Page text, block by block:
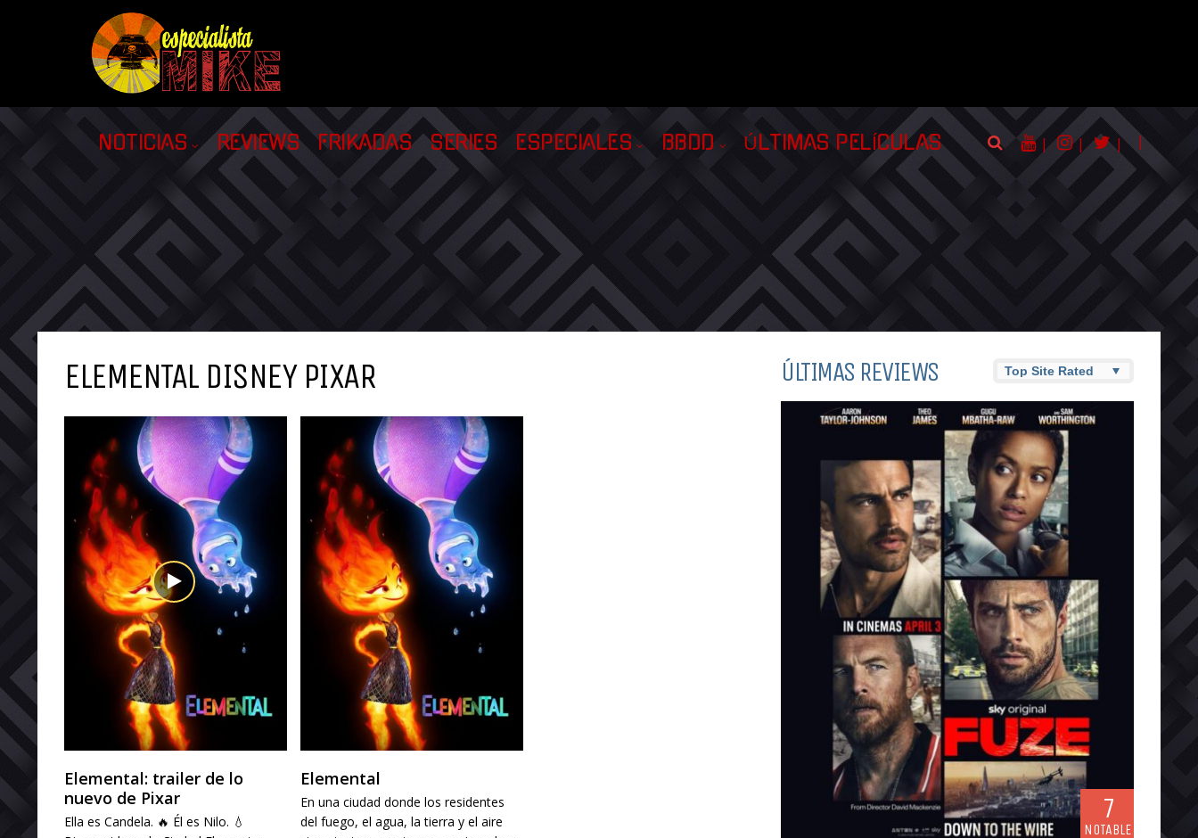
NOTICIAS REVIEWS FRIKADAS SERIES ESPECIALES BBDD ÚLTIMAS PELÍCULAS | | | |
ELEMENTAL DISNEY PIXAR
Elemental: trailer de lo
nuevo de Pixar
Ella es Candela. 🔥 Él es Nilo. 💧
Elemental
En una ciudad donde los residentes
del fuego, el agua, la tierra y el aire
ÚLTIMAS REVIEWS
7
NOTABLE